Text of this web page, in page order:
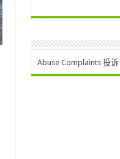
Abuse Complaints 投诉